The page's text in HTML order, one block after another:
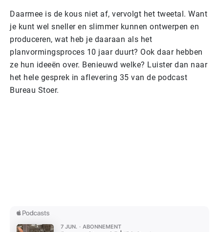
Daarmee is de kous niet af, vervolgt het tweetal. Want
je kunt wel sneller en slimmer kunnen ontwerpen en
produceren, wat heb je daaraan als het
planvormingsproces 10 jaar duurt? Ook daar hebben
ze hun ideeën over. Benieuwd welke? Luister dan naar
het hele gesprek in aflevering 35 van de podcast
Bureau Stoer.